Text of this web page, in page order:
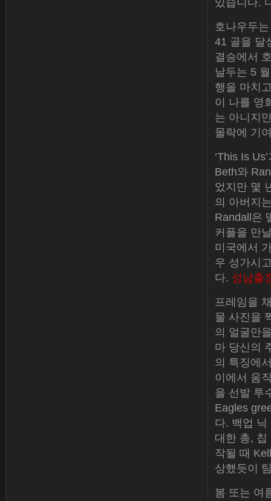
있습니다.
호나우두
41 골을 달
결승에서
날두는 5
행을 마치
이 나를 영
는 아니지
몰락에 기
‘This Is
Beth와
었지만 몇
의 아버지
Randall은
커플을 만
미국에서
우 성가시
다. 성남출
프레임을
물 사진을
의 얼굴만
마 당신의
의 특징에
이에서 움
을 선발 투
Eagles
다. 백업
대한 총,
작될 때
상했듯이
봄 또는 여